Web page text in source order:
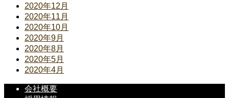
2020年12月
2020年11月
2020年10月
2020年9月
2020年8月
2020年5月
2020年4月
会社概要